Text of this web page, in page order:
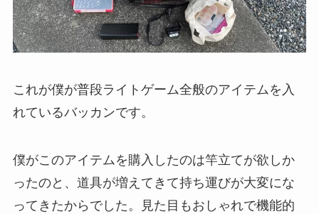
これが僕が普段ライトゲーム全般のアイテムを入
れているバッカンです。
僕がこのアイテムを購入したのは竿立てが欲しか
ったのと、道具が増えてきて持ち運びが大変にな
ってきたからでした。見た目もおしゃれで機能的